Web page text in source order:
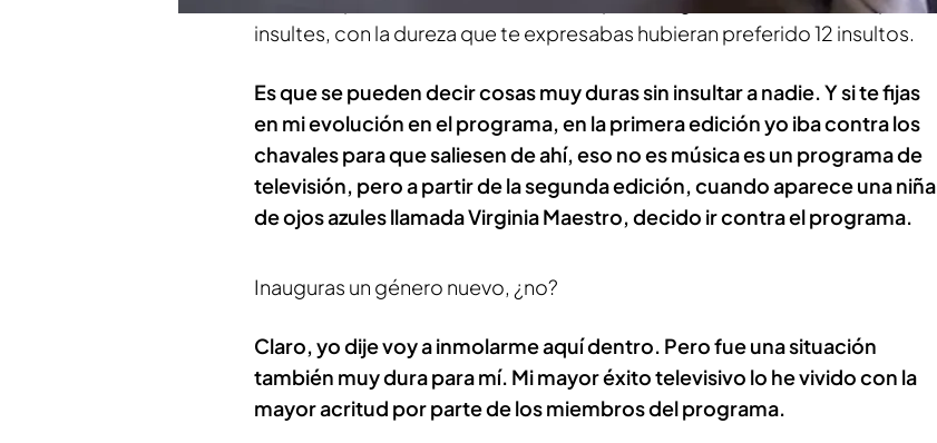
insultes, con la dureza que te expresabas hubieran preferido 12 insultos.
Es que se pueden decir cosas muy duras sin insultar a nadie. Y si te fijas
en mi evolución en el programa, en la primera edición yo iba contra los
chavales para que saliesen de ahí, eso no es música es un programa de
televisión, pero a partir de la segunda edición, cuando aparece una niña
de ojos azules llamada Virginia Maestro, decido ir contra el programa.
Inauguras un género nuevo, ¿no?
Claro, yo dije voy a inmolarme aquí dentro. Pero fue una situación
también muy dura para mí. Mi mayor éxito televisivo lo he vivido con la
mayor acritud por parte de los miembros del programa.